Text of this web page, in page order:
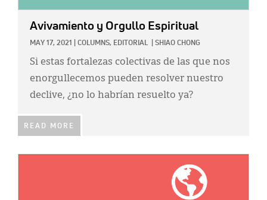
Avivamiento y Orgullo Espiritual
MAY 17, 2021 COLUMNS, EDITORIAL SHIAO CHONG
Si estas fortalezas colectivas de las que nos
enorgullecemos pueden resolver nuestro
declive, ¿no lo habrían resuelto ya?
READ MORE